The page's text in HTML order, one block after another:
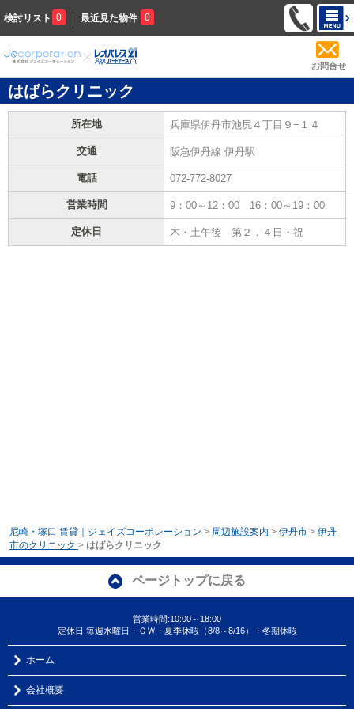
検討リスト 0 最近見た物件 0
お問合せ
はばらクリニック
所在地 兵庫県伊丹市池尻４丁目９−１４
交通 阪急伊丹線 伊丹駅
電話 072-772-8027
営業時間 9：00～12：00 16：00～19：00
定休日 木・土午後 第２．４日・祝
尼崎・塚口 賃貸｜ジェイズコーポレーション > 周辺施設案内 > 伊丹市 > 伊丹
市のクリニック > はばらクリニック
ページトップに戻る
営業時間:10:00～18:00
定休日:毎週水曜日・ＧＷ・夏季休暇（8/8～8/16）・冬期休暇
ホーム
会社概要